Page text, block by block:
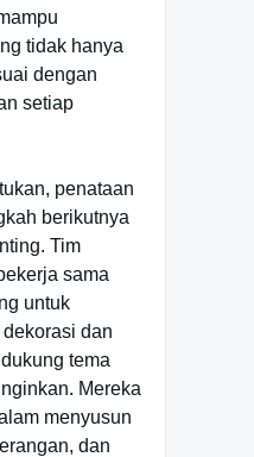
tidak hanya
dengan
setiap
penataan
berikutnya
Tim
sama
untuk
dan
tema
Mereka
menyusun
dan